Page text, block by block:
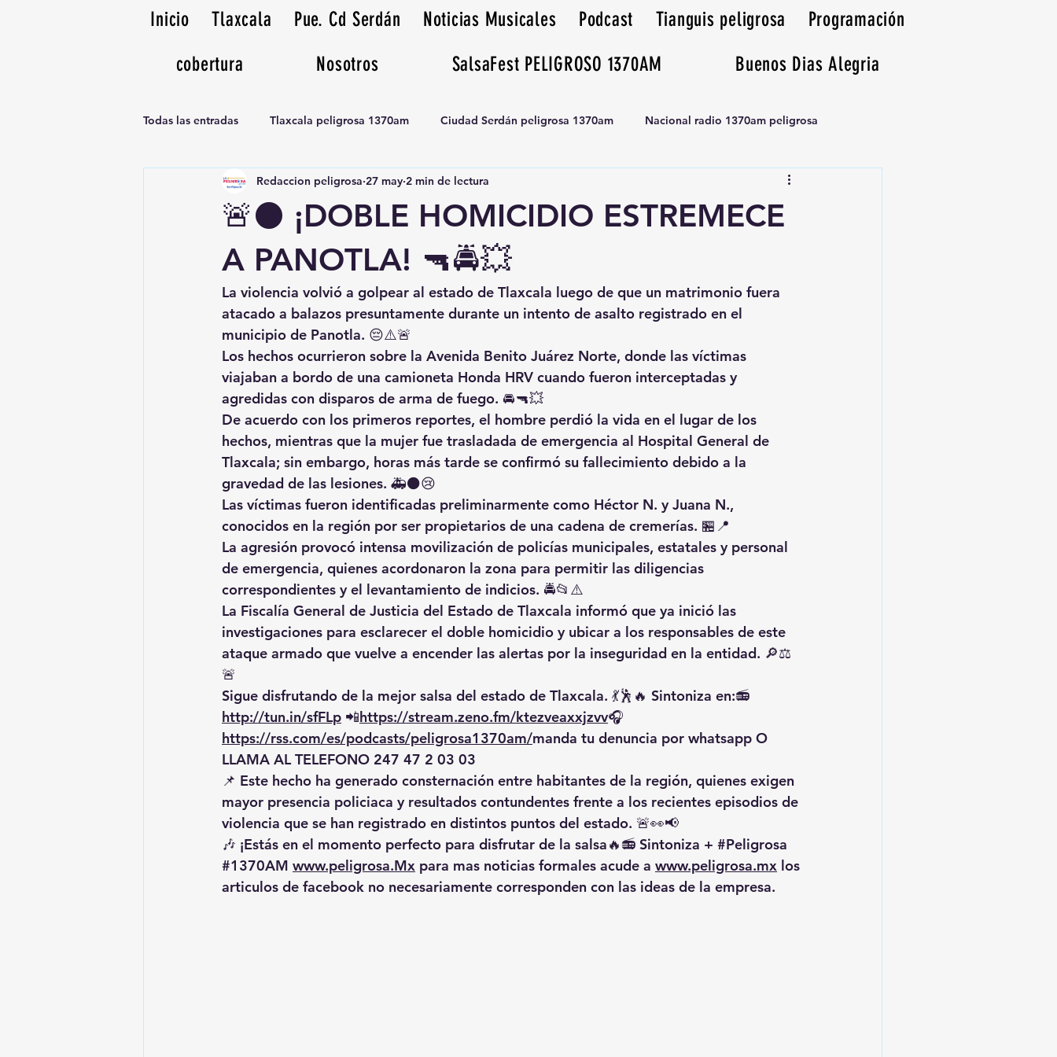
Inicio Tlaxcala Pue. Cd Serdán Noticias Musicales Podcast Tianguis peligrosa
Programación
cobertura
Nosotros SalsaFest PELIGROSO 1370AM Buenos Dias Alegria
Todas las entradas Tlaxcala peligrosa 1370am Ciudad Serdán peligrosa 1370am Nacional radio 1370am peligrosa
Noticias Musicales radio 1370am Tianguis peligrosa 1370am huamantla
🚨⚫ ¡DOBLE HOMICIDIO ESTREMECE
A PANOTLA! 🔫🚔💥
Redaccion peligrosa 27 may 2 min de lectura
La violencia volvió a golpear al estado de Tlaxcala luego de que un matrimonio fuera
atacado a balazos presuntamente durante un intento de asalto registrado en el
municipio de Panotla. 😔⚠️🚨
Los hechos ocurrieron sobre la Avenida Benito Juárez Norte, donde las víctimas
viajaban a bordo de una camioneta Honda HRV cuando fueron interceptadas y
agredidas con disparos de arma de fuego. 🚘🔫💥
De acuerdo con los primeros reportes, el hombre perdió la vida en el lugar de los
hechos, mientras que la mujer fue trasladada de emergencia al Hospital General de
Tlaxcala; sin embargo, horas más tarde se confirmó su fallecimiento debido a la
gravedad de las lesiones. 🚑⚫😢
Las víctimas fueron identificadas preliminarmente como Héctor N. y Juana N.,
conocidos en la región por ser propietarios de una cadena de cremerías. 🏪📍
La agresión provocó intensa movilización de policías municipales, estatales y personal
de emergencia, quienes acordonaron la zona para permitir las diligencias
correspondientes y el levantamiento de indicios. 🚔📂⚠️
La Fiscalía General de Justicia del Estado de Tlaxcala informó que ya inició las
investigaciones para esclarecer el doble homicidio y ubicar a los responsables de este
ataque armado que vuelve a encender las alertas por la inseguridad en la entidad. 🔎⚖️
🚨
Sigue disfrutando de la mejor salsa del estado de Tlaxcala. 💃🕺🔥 Sintoniza en:📻
http://tun.in/sfFLp 📲https://stream.zeno.fm/ktezveaxxjzvv🎧
https://rss.com/es/podcasts/peligrosa1370am/manda tu denuncia por whatsapp O
LLAMA AL TELEFONO 247 47 2 03 03
📌 Este hecho ha generado consternación entre habitantes de la región, quienes exigen
mayor presencia policiaca y resultados contundentes frente a los recientes episodios de
violencia que se han registrado en distintos puntos del estado. 🚨👀📢
🎶 ¡Estás en el momento perfecto para disfrutar de la salsa🔥📻 Sintoniza + #Peligrosa
#1370AM www.peligrosa.Mx para mas noticias formales acude a www.peligrosa.mx los
articulos de facebook no necesariamente corresponden con las ideas de la empresa.